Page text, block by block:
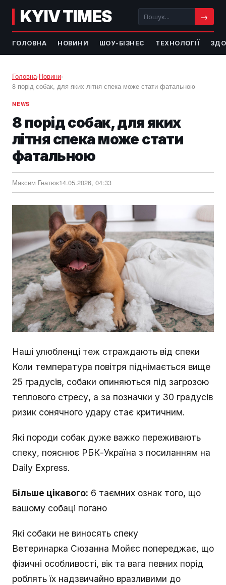
KYIV TIMES →
ГОЛОВНА НОВИНИ ШОУ-БІЗНЕС ТЕХНОЛОГІЇ
Головна›Новини›
8 порід собак, для яких літня спека може стати фатальною
NEWS
8 порід собак, для яких
літня спека може стати
фатальною
Максим Гнатюк14.05.2026, 04:33
Наші улюбленці теж страждають від спеки
Коли температура повітря піднімається вище
25 градусів, собаки опиняються під загрозою
теплового стресу, а за позначки у 30 градусів
ризик сонячного удару стає критичним.
Які породи собак дуже важко переживають
спеку, пояснює РБК-Україна з посиланням на
Daily Express.
Більше цікавого: 6 таємних ознак того, що
вашому собаці погано
Які собаки не виносять спеку
Ветеринарка Сюзанна Мойєс попереджає, що
фізичні особливості, вік та вага певних порід
роблять їх надзвичайно вразливими до